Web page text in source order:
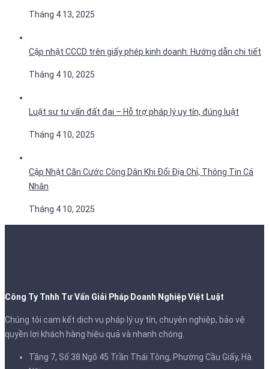
Tháng 4 13, 2025
Cập nhật CCCD trên giấy phép kinh doanh: Hướng dẫn chi tiết
Tháng 4 10, 2025
Luật sư tư vấn đất đai – Hỗ trợ pháp lý uy tín, đúng luật
Tháng 4 10, 2025
Cập Nhật Căn Cước Công Dân Khi Đổi Địa Chỉ, Thông Tin Cá
Nhân
Tháng 4 10, 2025
Công Ty Tnhh Tư Vấn Giải Pháp Doanh Nghiệp Việt Luật
Chúng tôi cam kết dịch vụ pháp lý uy tín, chuyên nghiệp, bảo vệ
quyền lợi khách hàng hiệu quả và nhanh chóng.
Tầng 7, Số 38 Ngõ 45 Trần Thái Tông, Phường Cầu Giấy, Hà